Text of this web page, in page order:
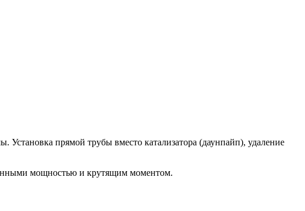
прямой трубы вместо катализатора (даунпайп), удаление
мощностью и крутящим моментом.